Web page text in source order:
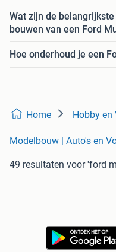
Wat zijn de
bouwen van een Ford
Hoe onderhoud je een
Home Hobby en
Modelbouw | Auto's en
49 resultaten voor 'ford